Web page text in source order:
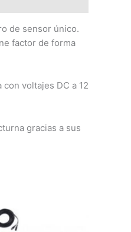
de sensor único.
factor de forma
voltajes DC a 12
gracias a sus